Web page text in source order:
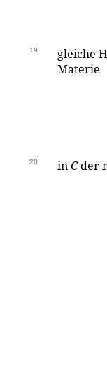
19
gleiche
Materie
20 inCder